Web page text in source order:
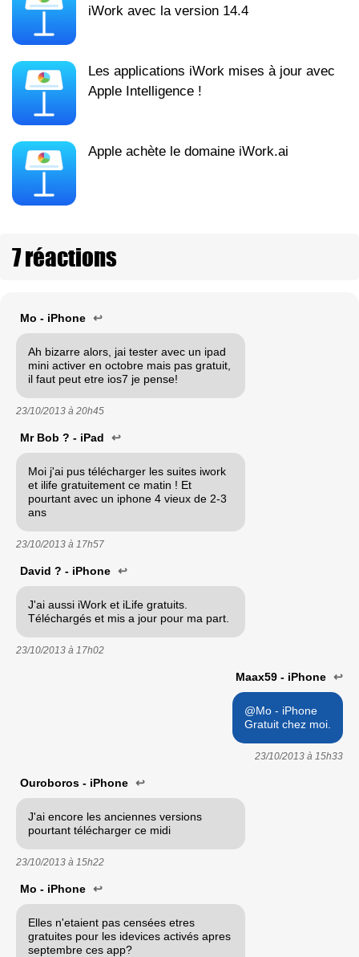
iWork avec la version 14.4
Les applications iWork mises à jour avec
Apple Intelligence !
Apple achète le domaine iWork.ai
7 réactions
Mo - iPhone ↩
Ah bizarre alors, jai tester avec un ipad
mini activer en octobre mais pas gratuit,
il faut peut etre ios7 je pense!
23/10/2013 à 20h45
Mr Bob ? - iPad ↩
Moi j'ai pus télécharger les suites iwork
et ilife gratuitement ce matin ! Et
pourtant avec un iphone 4 vieux de 2-3
ans
23/10/2013 à 17h57
David ? - iPhone ↩
J'ai aussi iWork et iLife gratuits.
Téléchargés et mis a jour pour ma part.
23/10/2013 à 17h02
Maax59 - iPhone ↩
@Mo - iPhone
Gratuit chez moi.
23/10/2013 à 15h33
Ouroboros - iPhone ↩
J'ai encore les anciennes versions
pourtant télécharger ce midi
23/10/2013 à 15h22
Mo - iPhone ↩
Elles n'etaient pas censées etres
gratuites pour les idevices activés apres
septembre ces app?